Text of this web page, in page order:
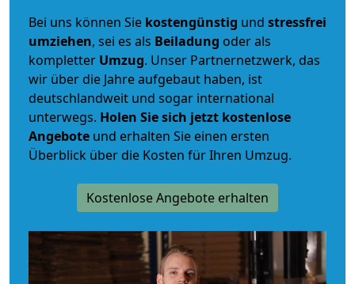
Bei uns können Sie kostengünstig und stressfrei
umziehen, sei es als Beiladung oder als
kompletter Umzug. Unser Partnernetzwerk, das
wir über die Jahre aufgebaut haben, ist
deutschlandweit und sogar international
unterwegs. Holen Sie sich jetzt kostenlose
Angebote und erhalten Sie einen ersten
Überblick über die Kosten für Ihren Umzug.
Kostenlose Angebote erhalten